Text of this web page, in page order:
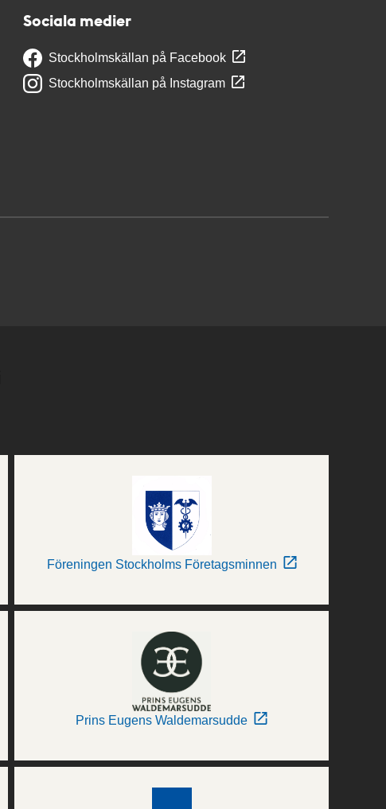
Sociala medier
Stockholmskällan på Facebook
Stockholmskällan på Instagram
Föreningen Stockholms Företagsminnen
Prins Eugens Waldemarsudde